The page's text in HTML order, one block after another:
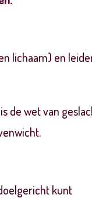
lichaam) en l
de wet van
kunt